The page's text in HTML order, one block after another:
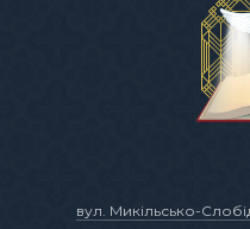
вул. Микільсько-